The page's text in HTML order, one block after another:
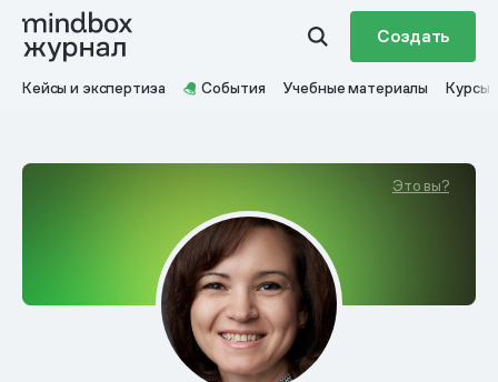
Создать
Кейсы и экспертиза События Учебные материалы Курсы
Это вы?